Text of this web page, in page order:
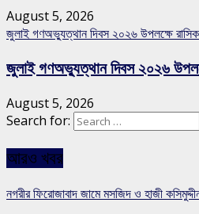
August 5, 2026
জুলাই গণঅভ্যুত্থান দিবস ২০২৬ উপলক্ষে রাসিক
জুলাই গণঅভ্যুত্থান দিবস ২০২৬
August 5, 2026
Search for:
আরও খবর
নগরীর ফিরোজাবাদ জামে মসজিদ ও হাজী